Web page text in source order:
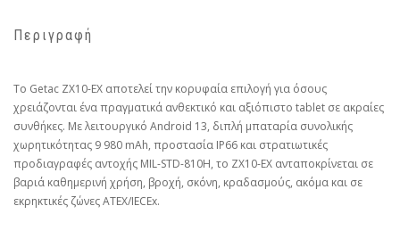
Περιγραφή
Το Getac ZX10-EX αποτελεί την κορυφαία επιλογή για όσους
χρειάζονται ένα πραγματικά ανθεκτικό και αξιόπιστο tablet σε ακραίες
συνθήκες. Με λειτουργικό Android 13, διπλή μπαταρία συνολικής
χωρητικότητας 9 980 mAh, προστασία IP66 και στρατιωτικές
προδιαγραφές αντοχής MIL-STD-810H, το ZX10-EX ανταποκρίνεται σε
βαριά καθημερινή χρήση, βροχή, σκόνη, κραδασμούς, ακόμα και σε
εκρηκτικές ζώνες ATEX/IECEx.